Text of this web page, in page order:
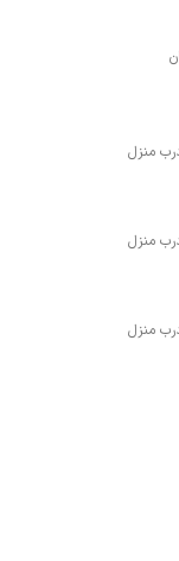
منزل
منزل
منزل